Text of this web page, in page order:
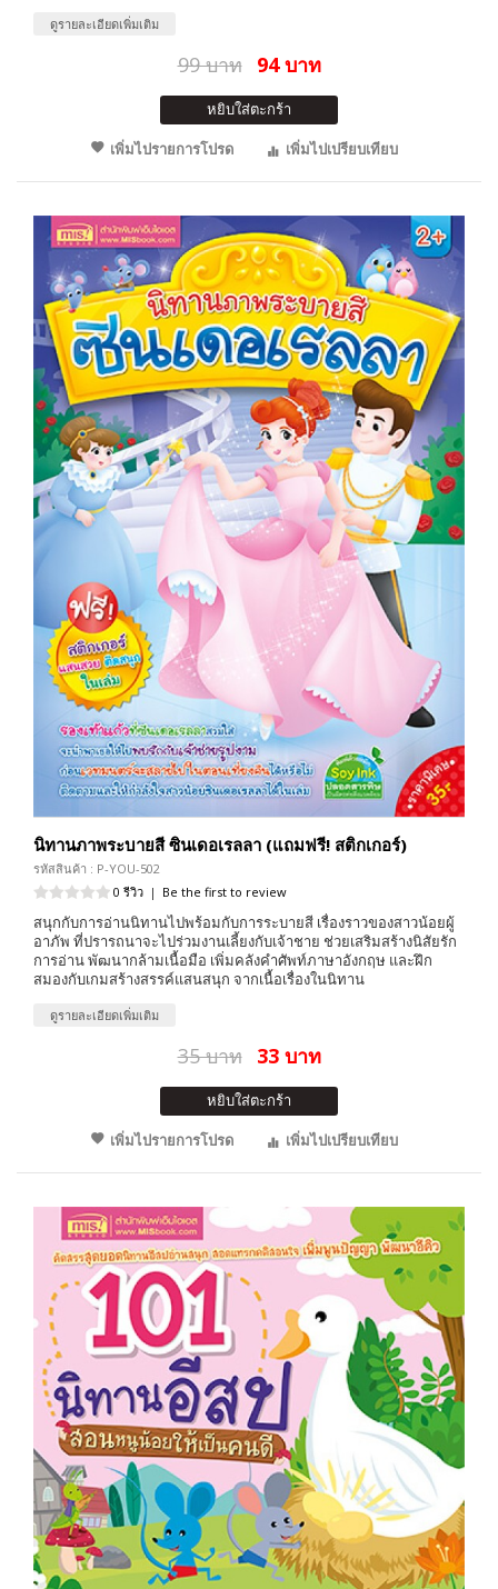
ดูรายละเอียดเพิ่มเติม
99 บาท 94 บาท
หยิบใส่ตะกร้า
เพิ่มไปรายการโปรด
เพิ่มไปเปรียบเทียบ
นิทานภาพระบายสี ซินเดอเรลลา (แถมฟรี! สติกเกอร์)
รหัสสินค้า : P-YOU-502
0 รีวิว | Be the first to review
สนุกกับการอ่านนิทานไปพร้อมกับการระบายสี เรื่องราวของสาวน้อยผู้
อาภัพ ที่ปรารถนาจะไปร่วมงานเลี้ยงกับเจ้าชาย ช่วยเสริมสร้างนิสัยรัก
การอ่าน พัฒนากล้ามเนื้อมือ เพิ่มคลังคำศัพท์ภาษาอังกฤษ และฝึก
สมองกับเกมสร้างสรรค์แสนสนุก จากเนื้อเรื่องในนิทาน
ดูรายละเอียดเพิ่มเติม
35 บาท 33 บาท
หยิบใส่ตะกร้า
เพิ่มไปรายการโปรด
เพิ่มไปเปรียบเทียบ